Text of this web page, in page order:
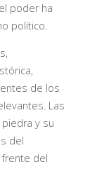
poder ha
político.
de los
Las
y su
del
del